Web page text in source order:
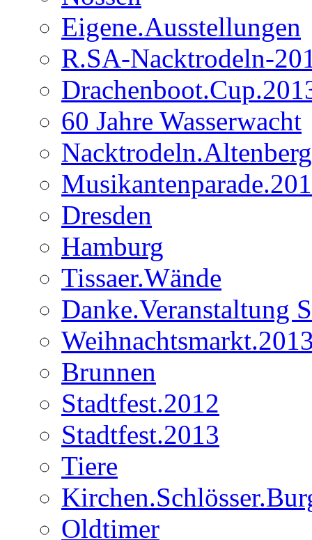
Eigene.Ausstellungen
R.SA-Nacktrodeln-
60 Jahre Wasserwacht
Dresden
Hamburg
Tissaer.Wände
Danke.Veranstaltung
Brunnen
Stadtfest.2012
Stadtfest.2013
Tiere
Oldtimer